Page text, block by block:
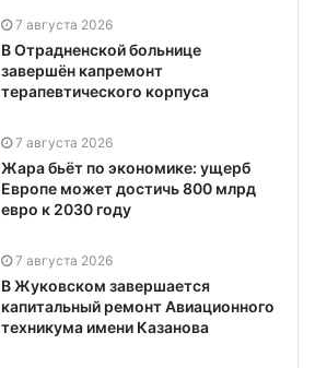
7 августа 2026
В Отрадненской больнице
завершён капремонт
терапевтического корпуса
7 августа 2026
Жара бьёт по экономике: ущерб
Европе может достичь 800 млрд
евро к 2030 году
7 августа 2026
В Жуковском завершается
капитальный ремонт Авиационного
техникума имени Казанова